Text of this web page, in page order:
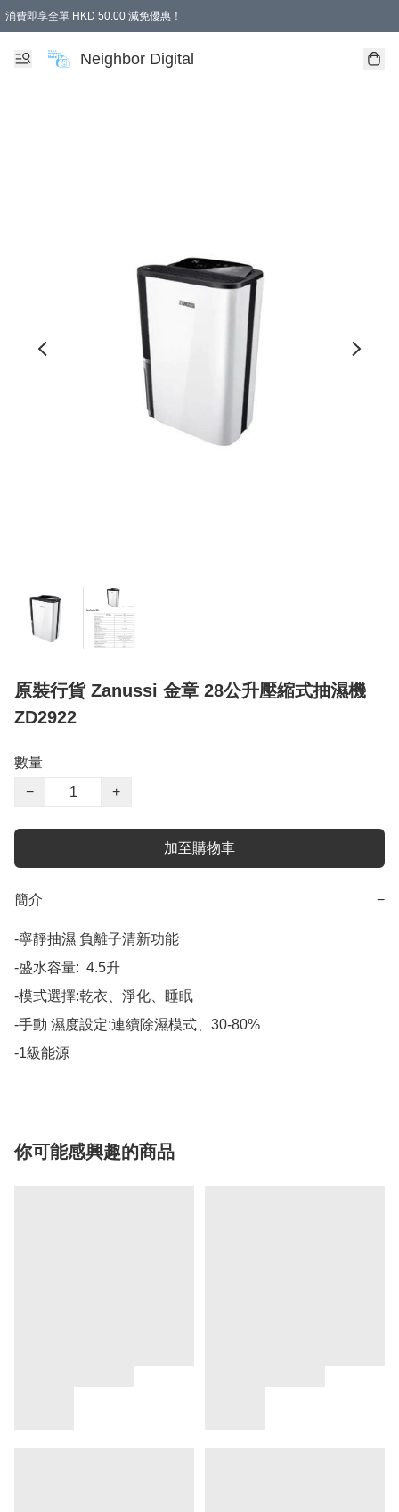
消費即享全單 HKD 50.00 減免優惠！
Neighbor Digital
原裝行貨 Zanussi 金章 28公升壓縮式抽濕機
ZD2922
數量
−
+
加至購物車
簡介 −
-寧靜抽濕 負離子清新功能
-盛水容量:  4.5升
-模式選擇:乾衣、淨化、睡眠
-手動 濕度設定:連續除濕模式、30-80%
-1級能源
你可能感興趣的商品